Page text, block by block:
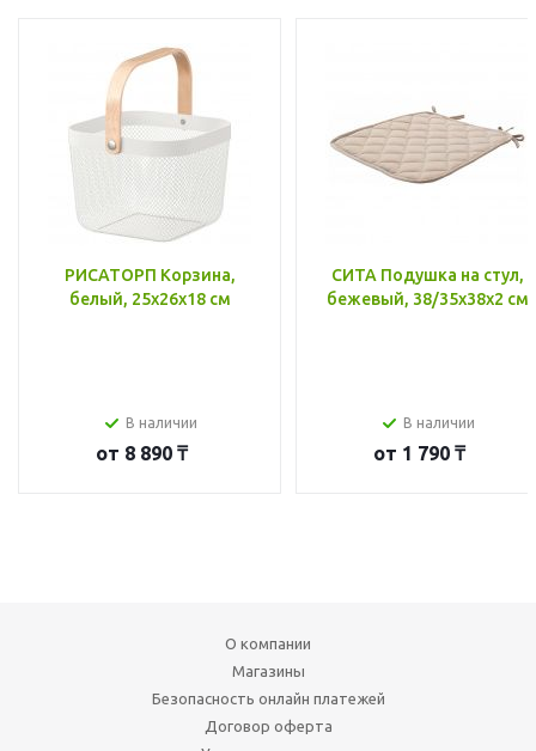
РИСАТОРП Корзина,
белый, 25x26x18 см
В наличии
от 8 890 ₸
СИТА Подушка на стул,
бежевый, 38/35x38x2 см
В наличии
от 1 790 ₸
О компании
Магазины
Безопасность онлайн платежей
Договор оферта